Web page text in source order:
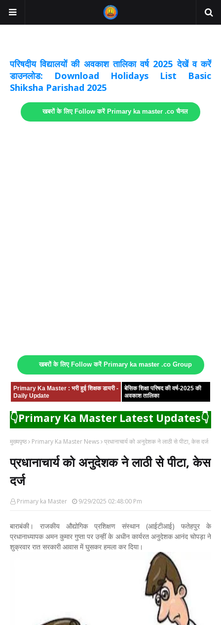
परिषदीय विद्यालयों की अवकाश तालिका वर्ष 2025 देखें व करें
डाउनलोड: Download Holidays List Basic
Shiksha Parishad 2025
खबरों के लिए Follow करें Primary ka master .co चैनल
खबरों के लिए Follow करें Primary ka master .co Group
Primary Ka Master : भरी हुई शिक्षक डायरी -
Daily Update
बेसिक शिक्षा परिषद की वर्ष-2025 की
अवकाश तालिका
👇Primary Ka Master Latest Updates👇
मुख्यपृष्ठ Primary Ka Master News प्रधानाचार्य को अनुदेशक ने लाठी से पीटा, केस दर्ज
प्रधानाचार्य को अनुदेशक ने लाठी से पीटा, केस
दर्ज
Primary ka Master 9/29/2025 02:48:00 Pm
बाराबंकी। राजकीय औद्योगिक प्रशिक्षण संस्थान (आईटीआई) फतेहपुर के
प्रधानाध्यापक अमन कुमार गुप्ता पर उन्हीं के अधीन कार्यरत अनुदेशक आनंद चोपड़ा ने
शुक्रवार रात सरकारी आवास में घुसकर हमला कर दिया।